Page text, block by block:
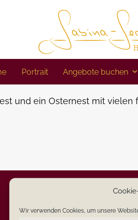
Wir verwenden Cookies, um unsere
Portrait Angebote buchen
und ein Osternest mit vielen